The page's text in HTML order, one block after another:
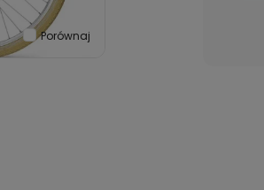
Porównaj